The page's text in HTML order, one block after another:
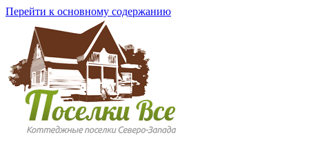
Перейти к основному содержанию